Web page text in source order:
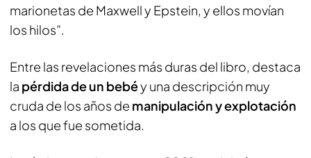
marionetas de Maxwell y Epstein, y ellos movían
los hilos”.
Entre las revelaciones más duras del libro, destaca
la pérdida de un bebéy una descripción muy
cruda de los años de manipulación y explotación
a los que fue sometida.